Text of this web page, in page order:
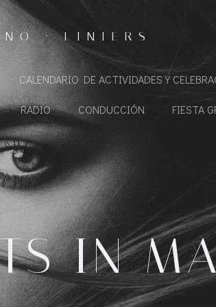
· LINIERS
CALENDARIO DE ACTIVIDADES Y
RADIO CONDUCCIÓN FIESTA
IN